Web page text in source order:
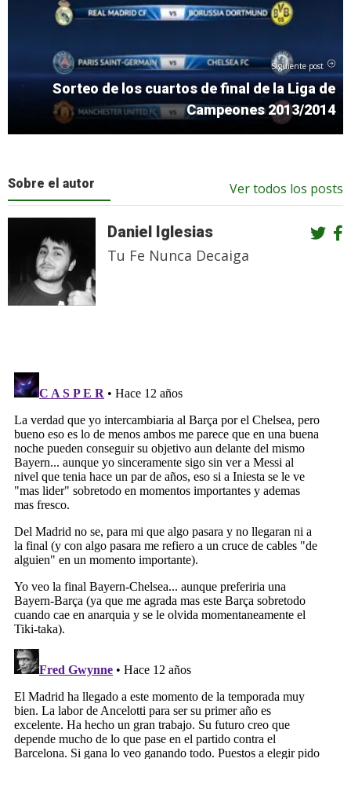
Siguiente post
Sorteo de los cuartos de final de la Liga de
Campeones 2013/2014
Sobre el autor Ver todos los posts
Daniel Iglesias
Tu Fe Nunca Decaiga